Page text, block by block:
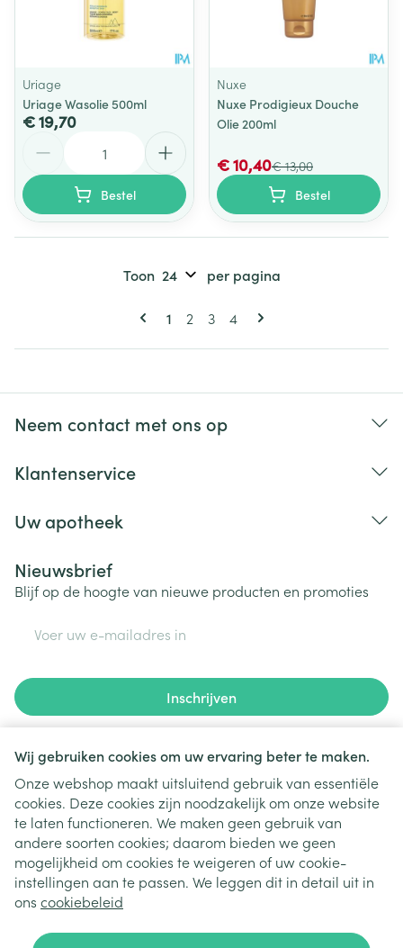
Wij gebruiken cookies om uw ervaring beter te maken.
Onze webshop maakt uitsluitend gebruik van essentiële
cookies. Deze cookies zijn noodzakelijk om onze website
te laten functioneren. We maken geen gebruik van
andere soorten cookies; daarom bieden we geen
mogelijkheid om cookies te weigeren of uw cookie-
instellingen aan te passen. We leggen dit in detail uit in
ons cookiebeleid
Uriage
Uriage Wasolie 500ml
€ 19,70
Bestel
Nuxe
Nuxe Prodigieux Douche
Olie 200ml
€ 13,00
€ 10,40
Bestel
Pagina's
U lees momenteel pagina
1 Pagina
2 Pagina
3 Pagina
4
Toon per pagina
Neem contact met ons op
Klantenservice
Uw apotheek
Nieuwsbrief
Blijf op de hoogte van nieuwe producten en promoties
Inschrijven
nieuwsbrief en gaat u akkoord met onzeprivacy policy.
Juridische links